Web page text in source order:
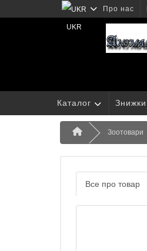
UKR
Про нас
Каталог Знижки
Зоотовари
Все про товар